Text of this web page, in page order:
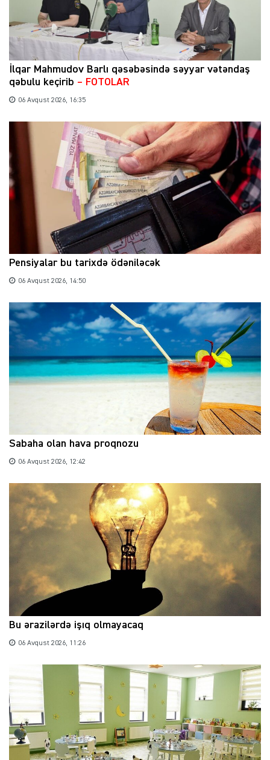
İlqar Mahmudov Barlı qəsəbəsində səyyar vətəndaş
qəbulu keçirib – FOTOLAR
06 Avqust 2026, 16:35
Pensiyalar bu tarixdə ödəniləcək
06 Avqust 2026, 14:50
Sabaha olan hava proqnozu
06 Avqust 2026, 12:42
Bu ərazilərdə işıq olmayacaq
06 Avqust 2026, 11:26